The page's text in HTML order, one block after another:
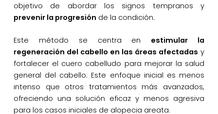
objetivo de abordar los signos tempranos y
prevenir la progresión de la condición.
Este método se centra en estimular la
regeneración del cabello en las áreas afectadas y
fortalecer el cuero cabelludo para mejorar la salud
general del cabello. Este enfoque inicial es menos
intenso que otros tratamientos más avanzados,
ofreciendo una solución eficaz y menos agresiva
para los casos iniciales de alopecia areata.